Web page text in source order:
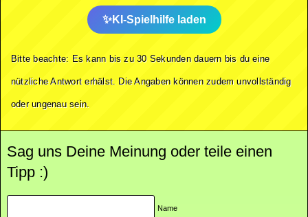
KI-Spielhilfe laden
Bitte beachte: Es kann bis zu 30 Sekunden dauern bis du eine
nützliche Antwort erhälst. Die Angaben können zudem unvollständig
oder ungenau sein.
Sag uns Deine Meinung oder teile einen
Tipp :)
Name